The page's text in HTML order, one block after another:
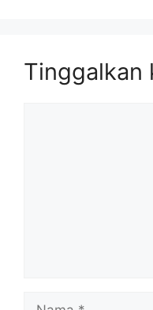
Tinggalkan